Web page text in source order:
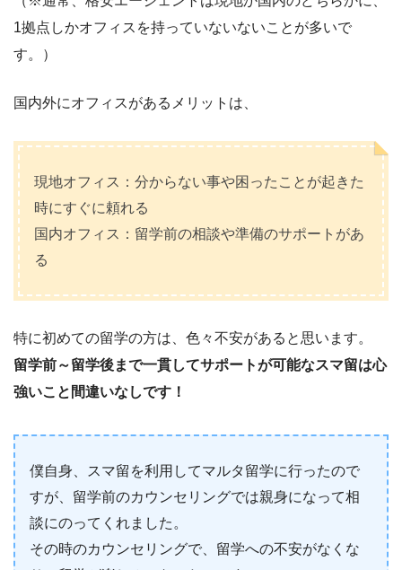
1拠点しかオフィスを持っていないないことが多いで
す。）
国内外にオフィスがあるメリットは、
現地オフィス：分からない事や困ったことが起きた
時にすぐに頼れる
国内オフィス：留学前の相談や準備のサポートがあ
る
特に初めての留学の方は、色々不安があると思います。
留学前～留学後まで一貫してサポートが可能なスマ留は心
強いこと間違いなしです！
僕自身、スマ留を利用してマルタ留学に行ったので
すが、留学前のカウンセリングでは親身になって相
談にのってくれました。
その時のカウンセリングで、留学への不安がなくな